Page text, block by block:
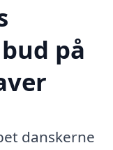
på
danskerne